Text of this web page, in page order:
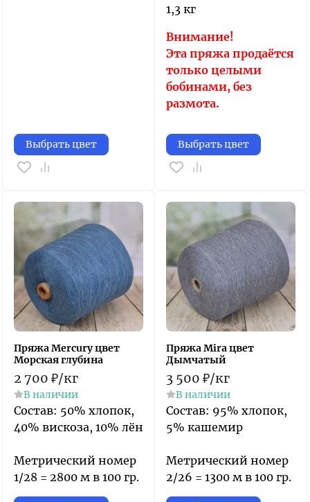
Выбрать цвет
1,3 кг
Внимание!
Эта пряжа продаётся
только целыми
бобинами, без
размота.
Выбрать цвет
Пряжа Mercury цвет
Морская глубина
2 700 ₽/кг
В наличии
Состав: 50% хлопок,
40% вискоза, 10% лён
Метрический номер
1/28 = 2800 м в 100 гр.
Пряжа Mira цвет
Дымчатый
3 500 ₽/кг
В наличии
Состав: 95% хлопок,
5% кашемир​
Метрический номер
2/26 = 1300 м в 100 гр.